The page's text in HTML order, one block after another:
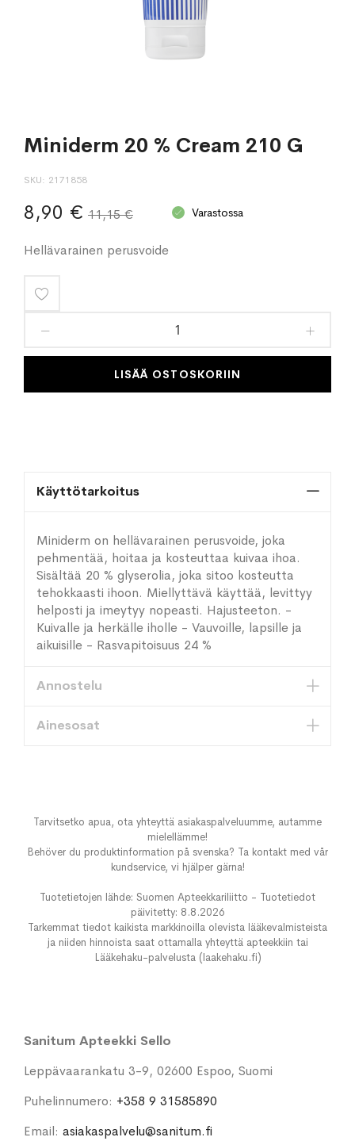
Miniderm 20 % Cream 210 G
SKU 2171858
8,90 € 11,15 € Varastossa
Hellävarainen perusvoide
toivelistaan
LISÄÄ OSTOSKORIIN
Käyttötarkoitus
Miniderm on hellävarainen perusvoide, joka
pehmentää, hoitaa ja kosteuttaa kuivaa ihoa.
Sisältää 20 % glyserolia, joka sitoo kosteutta
tehokkaasti ihoon. Miellyttävä käyttää, levittyy
helposti ja imeytyy nopeasti. Hajusteeton. -
Kuivalle ja herkälle iholle - Vauvoille, lapsille ja
aikuisille - Rasvapitoisuus 24 %
Annostelu
Ainesosat
Tarvitsetko apua, ota yhteyttä asiakaspalveluumme, autamme
mielellämme!
Behöver du produktinformation på svenska? Ta kontakt med vår
kundservice, vi hjälper gärna!
Tuotetietojen lähde: Suomen Apteekkariliitto - Tuotetiedot
päivitetty: 8.8.2026
Tarkemmat tiedot kaikista markkinoilla olevista lääkevalmisteista
ja niiden hinnoista saat ottamalla yhteyttä apteekkiin tai
Lääkehaku-palvelusta (laakehaku.fi)
Sanitum Apteekki Sello
Leppävaarankatu 3-9, 02600 Espoo, Suomi
Puhelinnumero: +358 9 31585890
Email: asiakaspalvelu@sanitum.fi